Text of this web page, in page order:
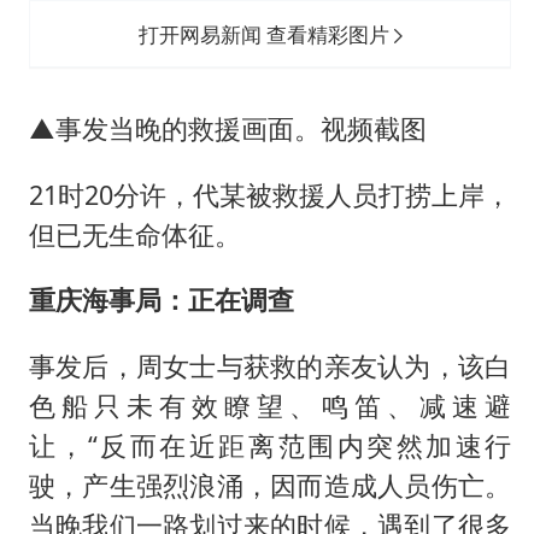
打开网易新闻 查看精彩图片
▲事发当晚的救援画面。视频截图
21时20分许，代某被救援人员打捞上岸，
但已无生命体征。
重庆海事局：正在调查
事发后，周女士与获救的亲友认为，该白
色船只未有效瞭望、鸣笛、减速避
让，“反而在近距离范围内突然加速行
驶，产生强烈浪涌，因而造成人员伤亡。
当晚我们一路划过来的时候，遇到了很多